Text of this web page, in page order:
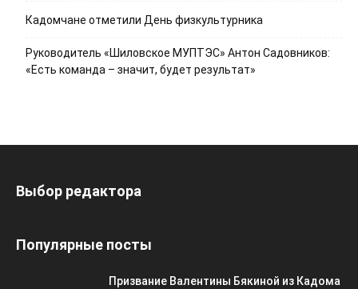
Кадомчане отметили День физкультурника
Руководитель «Шиловское МУПТЭС» Антон Садовников:
«Есть команда – значит, будет результат»
Выбор редактора
Популярные посты
Призвание Валентины Бякиной из Кадома